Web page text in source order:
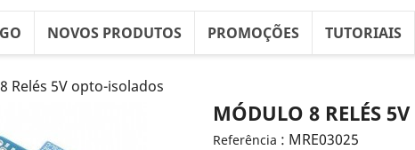
NOVOS PRODUTOS PROMOÇÕES TUTORIAIS
Relés 5V opto-isolados
MÓDULO 8 RELÉS
Referência : MRE03025